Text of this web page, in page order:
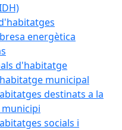
energètica
d'habitatge
municipal
destinats a la
socials i